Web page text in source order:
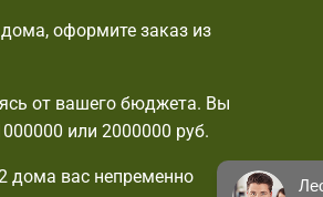
оформите заказ из
от вашего бюджета. Вы
или 2000000 руб.
дома вас непременно